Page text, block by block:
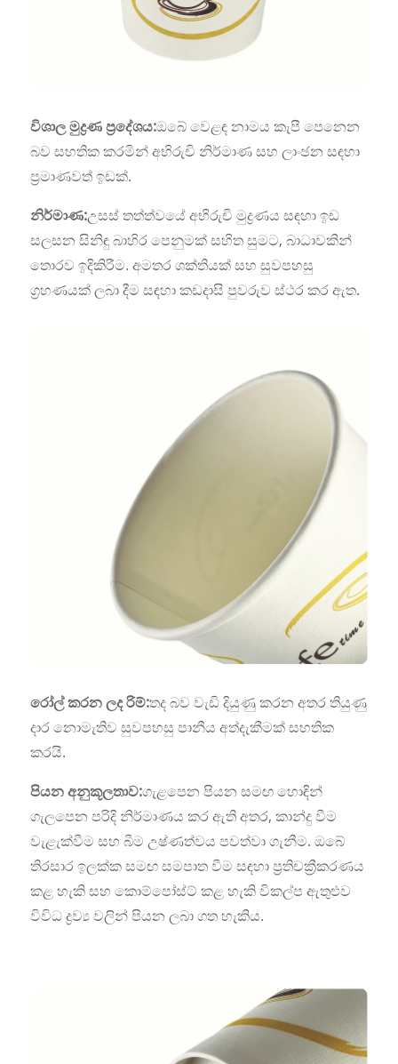
විශාල මුද්‍රණ ප්‍රදේශය:ඔබේ වෙළඳ නාමය කැපී පෙනෙන
බව සහතික කරමින් අභිරුචි නිර්මාණ සහ ලාංඡන සඳහා
ප්‍රමාණවත් ඉඩක්.
නිර්මාණ:උසස් තත්ත්වයේ අභිරුචි මුද්‍රණය සඳහා ඉඩ
සලසන සිනිඳු බාහිර පෙනුමක් සහිත සුමට, බාධාවකින්
තොරව ඉදිකිරීම. අමතර ශක්තියක් සහ සුවපහසු
ග්‍රහණයක් ලබා දීම සඳහා කඩදාසි පුවරුව ස්ථර කර ඇත.
රෝල් කරන ලද රිම්:තද බව වැඩි දියුණු කරන අතර තියුණු
දාර නොමැතිව සුවපහසු පානීය අත්දැකීමක් සහතික
කරයි.
පියන අනුකූලතාව:ගැළපෙන පියන සමඟ හොඳින්
ගැලපෙන පරිදි නිර්මාණය කර ඇති අතර, කාන්දු වීම
වැළැක්වීම සහ බීම උෂ්ණත්වය පවත්වා ගැනීම. ඔබේ
තිරසාර ඉලක්ක සමඟ සමපාත වීම සඳහා ප්‍රතිචක්‍රීකරණය
කළ හැකි සහ කොම්පෝස්ට් කළ හැකි විකල්ප ඇතුළුව
විවිධ ද්‍රව්‍ය වලින් පියන ලබා ගත හැකිය.